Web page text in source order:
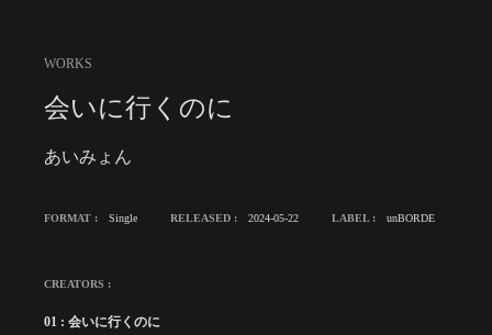
WORKS
会いに行くのに
あいみょん
FORMAT : Single RELEASED : 2024-05-22 LABEL : unBORDE
CREATORS :
01 : 会いに行くのに